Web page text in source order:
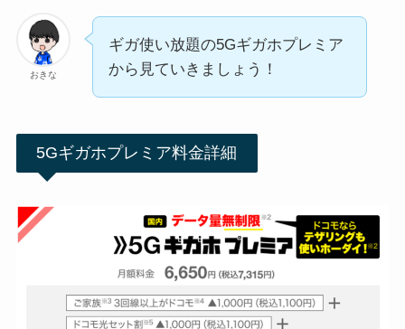
おきな
ギガ使い放題の5Gギガホプレミア
から見ていきましょう！
5Gギガホプレミア料金詳細